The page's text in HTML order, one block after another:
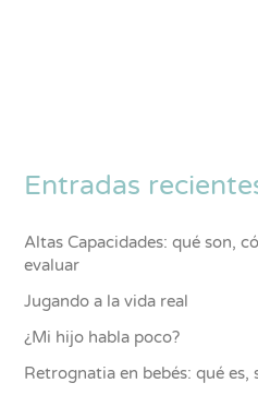
Entradas
Altas Capacidades: qué son,
evaluar
Jugando a la vida real
¿Mi hijo habla poco?
Retrognatia en bebés: qué